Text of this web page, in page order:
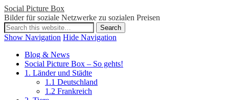
Social Picture Box
Bilder für soziale Netzwerke zu sozialen Preisen
Show Navigation Hide Navigation
Blog & News
Social Picture Box – So gehts!
1. Länder und Städte
1.1 Deutschland
1.2 Frankreich